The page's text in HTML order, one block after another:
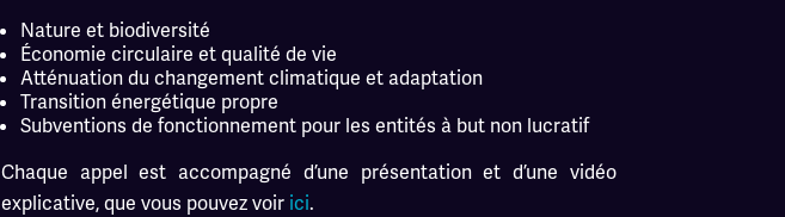
Nature et biodiversité
Économie circulaire et qualité de vie
Atténuation du changement climatique et adaptation
Transition énergétique propre
Subventions de fonctionnement pour les entités à but non lucratif
Chaque appel est accompagné d’une présentation et d’une vidéo
explicative, que vous pouvez voir ici.